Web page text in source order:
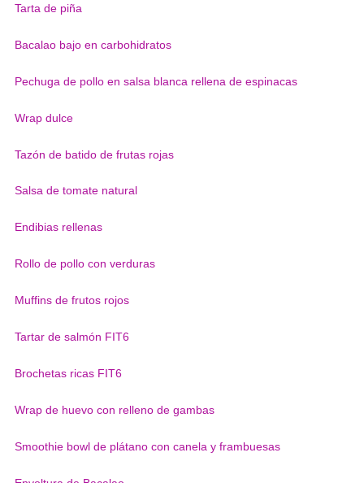
Tarta de piña
Bacalao bajo en carbohidratos
Pechuga de pollo en salsa blanca rellena de espinacas
Wrap dulce
Tazón de batido de frutas rojas
Salsa de tomate natural
Endibias rellenas
Rollo de pollo con verduras
Muffins de frutos rojos
Tartar de salmón FIT6
Brochetas ricas FIT6
Wrap de huevo con relleno de gambas
Smoothie bowl de plátano con canela y frambuesas